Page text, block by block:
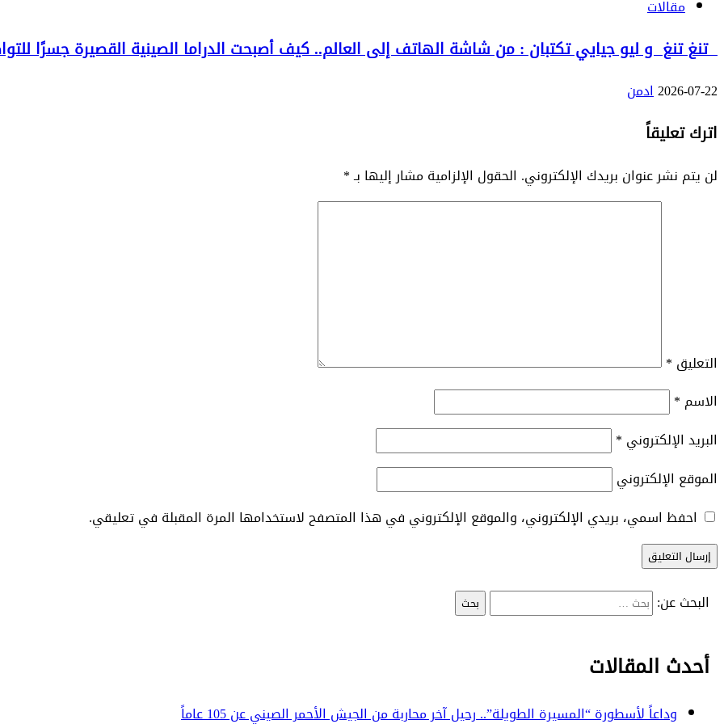
مقالات
تنغ تنغ و ليو جيايي تكتبان : من شاشة الهاتف إلى العالم.. كيف أصبحت الدراما الصينية القصيرة جسرًا
2026-07-22ادمن
اترك تعليقاً
لن يتم نشر عنوان بريدك الإلكتروني. الحقول الإلزامية مشار إليها بـ*
التعليق *
الاسم *
البريد الإلكتروني *
الموقع الإلكتروني
احفظ اسمي، بريدي الإلكتروني، والموقع الإلكتروني في هذا المتصفح لاستخدامها المرة المقبلة في تعليقي.
البحث عن:
أحدث المقالات
وداعاً لأسطورة “المسيرة الطويلة”.. رحيل آخر محاربة من الجيش الأحمر الصيني عن 105 عاماً